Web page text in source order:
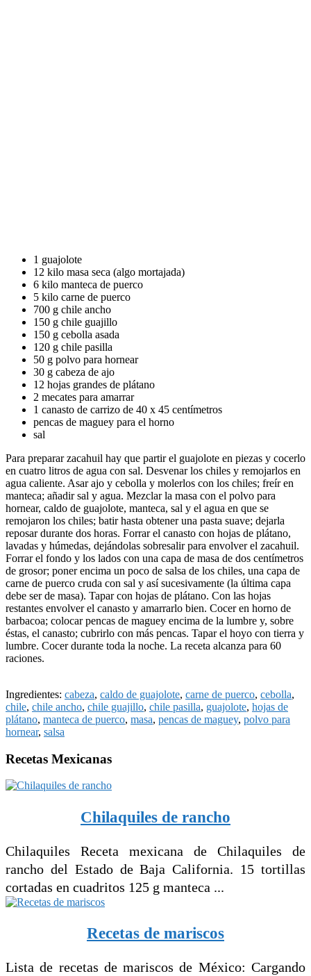
1 guajolote
12 kilo masa seca (algo mortajada)
6 kilo manteca de puerco
5 kilo carne de puerco
700 g chile ancho
150 g chile guajillo
150 g cebolla asada
120 g chile pasilla
50 g polvo para hornear
30 g cabeza de ajo
12 hojas grandes de plátano
2 mecates para amarrar
1 canasto de carrizo de 40 x 45 centímetros
pencas de maguey para el horno
sal
Para preparar zacahuil hay que partir el guajolote en piezas y cocerlo
en cuatro litros de agua con sal. Desvenar los chiles y remojarlos en
agua caliente. Asar ajo y cebolla y molerlos con los chiles; freír en
manteca; añadir sal y agua. Mezclar la masa con el polvo para
hornear, caldo de guajolote, manteca, sal y el agua en que se
remojaron los chiles; batir hasta obtener una pasta suave; dejarla
reposar durante dos horas. Forrar el canasto con hojas de plátano,
lavadas y húmedas, dejándolas sobresalir para envolver el zacahuil.
Forrar el fondo y los lados con una capa de masa de dos centímetros
de grosor; poner encima un poco de salsa de los chiles, una capa de
carne de puerco cruda con sal y así sucesivamente (la última capa
debe ser de masa). Tapar con hojas de plátano. Con las hojas
restantes envolver el canasto y amarrarlo bien. Cocer en horno de
barbacoa; colocar pencas de maguey encima de la lumbre y, sobre
éstas, el canasto; cubrirlo con más pencas. Tapar el hoyo con tierra y
lumbre. Cocer durante toda la noche. La receta alcanza para 60
raciones.
Ingredientes: cabeza, caldo de guajolote, carne de puerco, cebolla,
chile, chile ancho, chile guajillo, chile pasilla, guajolote, hojas de
plátano, manteca de puerco, masa, pencas de maguey, polvo para
hornear, salsa
Recetas Mexicanas
Chilaquiles de rancho
Chilaquiles Receta mexicana de Chilaquiles de
rancho del Estado de Baja California. 15 tortillas
cortadas en cuadritos 125 g manteca ...
Recetas de mariscos
Lista de recetas de mariscos de México: Cargando